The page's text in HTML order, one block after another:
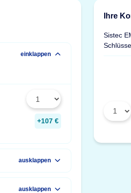
einklappen
+107 €
ausklappen
ausklappen
Ihre
Sistec